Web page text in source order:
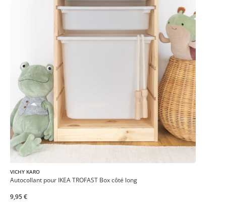
VICHY KARO
Autocollant pour IKEA TROFAST Box côté long
9,95 €